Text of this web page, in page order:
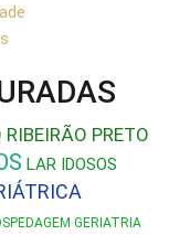
PRETO
LAR IDOSOS
GERIATRIA